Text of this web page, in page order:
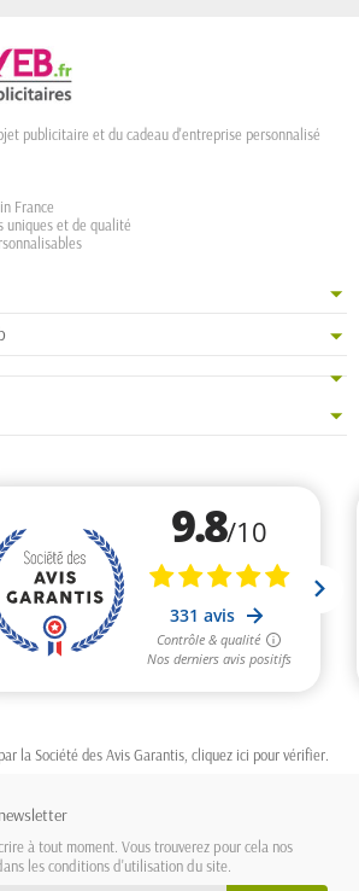
publicitaire et du cadeau d'entreprise personnalisé
France
uniques et de qualité
la Société des Avis Garantis, cliquez ici pour vérifier
à tout moment. Vous trouverez pour cela nos
les conditions d'utilisation du site.